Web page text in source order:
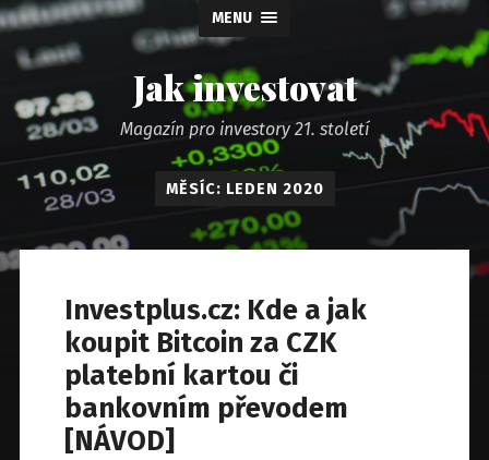
MENU
Jak investovat
Magazín pro investory 21. století
MĚSÍC: LEDEN 2020
Investplus.cz: Kde a jak
koupit Bitcoin za CZK
platební kartou či
bankovním převodem
[NÁVOD]